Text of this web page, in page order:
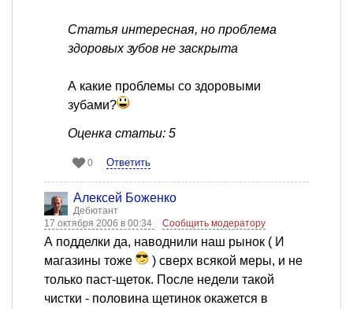
Статья интересная, но проблема
здоровых зубов не заскрыта
А какие проблемы со здоровыми
зубами?
Оценка статьи: 5
0 Ответить
Алексей Боженко
Дебютант
17 октября 2006 в 00:34
Сообщить модератору
А подделки да, наводнили наш рынок ( И
магазины тоже
) сверх всякой меры, и не
только паст-щеток. После недели такой
чистки - половина щетинок окажется в